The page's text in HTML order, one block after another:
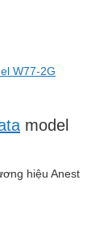
W77-2G
model
hiệu Anest